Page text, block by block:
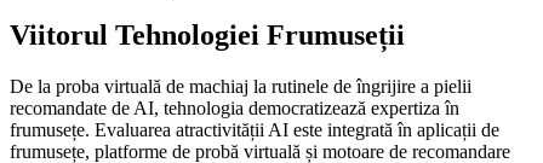
Viitorul Tehnologiei Frumuseții
De la proba virtuală de machiaj la rutinele de îngrijire a pielii
recomandate de AI, tehnologia democratizează expertiza în
frumusețe. Evaluarea atractivității AI este integrată în aplicații de
frumusețe, platforme de probă virtuală și motoare de recomandare